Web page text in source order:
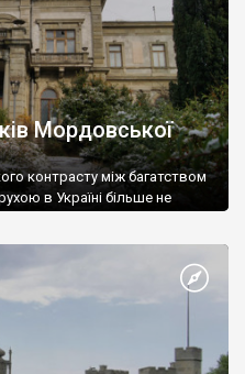
Мордовської
контрасту між багатством
в Україні більше не